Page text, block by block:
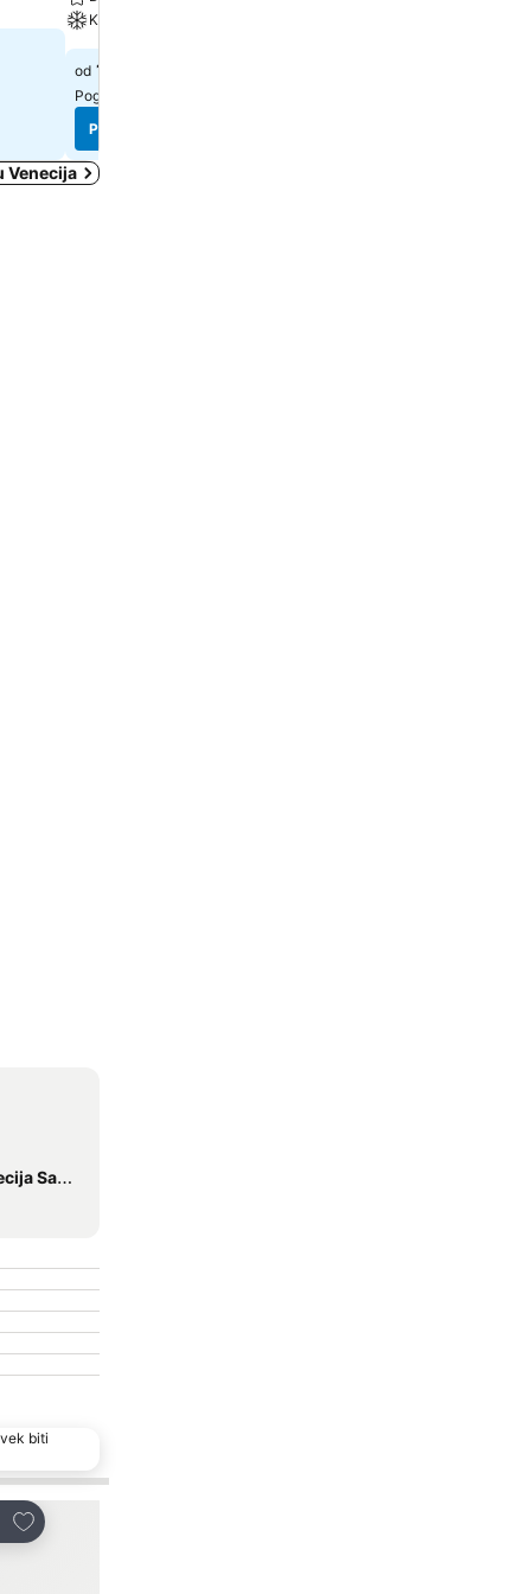
Klima
od 141 €
Pogledaj cene sa
Pogledaj cene
Venecija
Lucia
biti
Dodati u favorite